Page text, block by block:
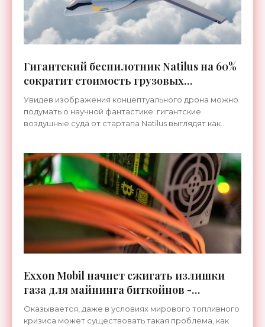
Гигантский беспилотник Natilus на 60%
сократит стоимость грузовых
авиаперевозок - «Транспорт»
Увидев изображения концептуального дрона можно
подумать о научной фантастике: гигантские
воздушные суда от стартапа Natilus выглядят как
Exxon Mobil начнет сжигать излишки
газа для майнинга биткойнов -
«Техника»
Оказывается, даже в условиях мирового топливного
кризиса может существовать такая проблема, как